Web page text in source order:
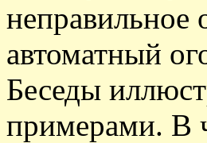
неправильное
автоматный
Беседы
примерами. В